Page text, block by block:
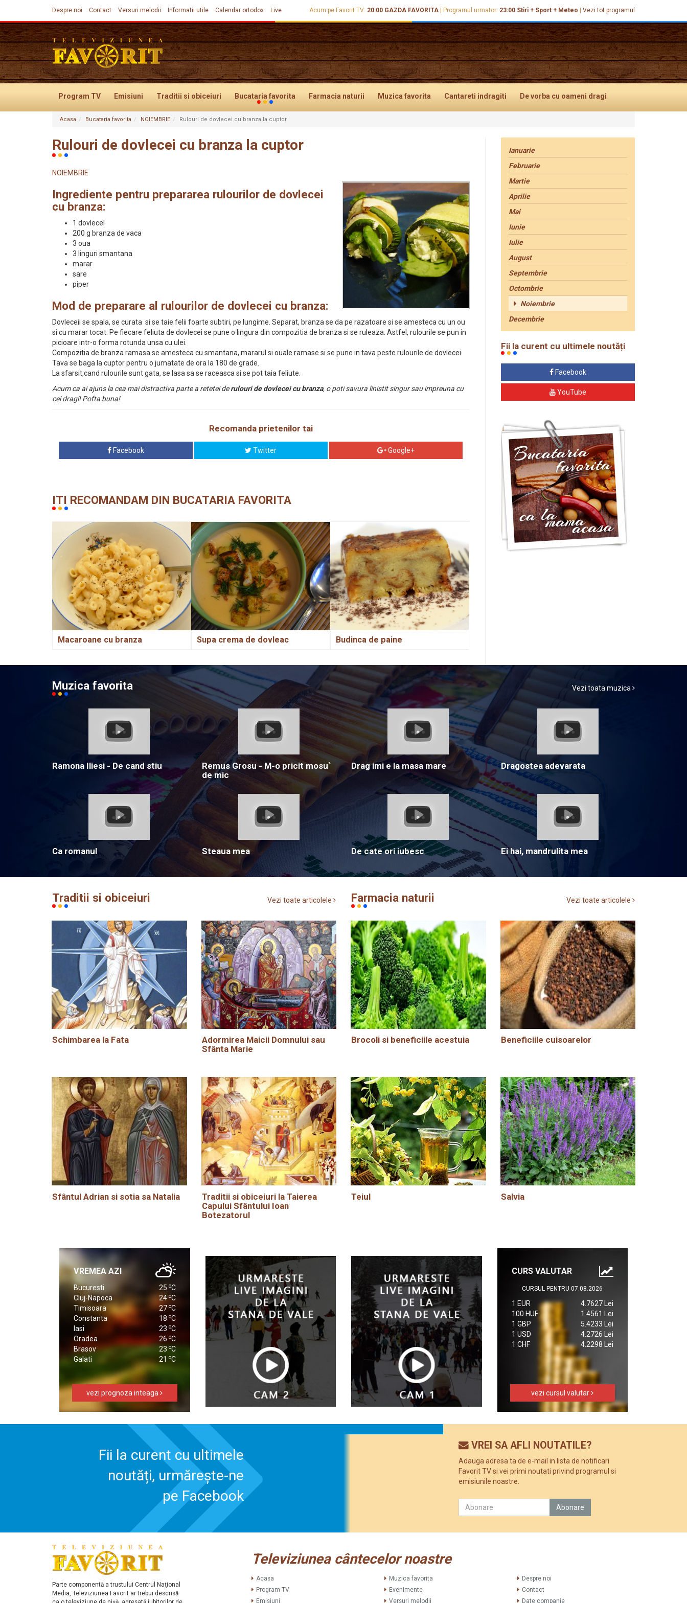
Despre noi Contact Versuri melodii Informatii utile Calendar ortodox Live Acum pe Favorit TV: 20:00 GAZDA FAVORITA Programul urmator: 23:00 Stiri + Sport + Meteo Vezi tot programul
Program TV Emisiuni Traditii si obiceiuri Bucataria favorita Farmacia naturii Muzica favorita Cantareti indragiti De vorba cu oameni dragi
Evenimente
Acasa Bucataria favorita NOIEMBRIE Rulouri de dovlecei cu branza la cuptor
Rulouri de dovlecei cu branza la cuptor
NOIEMBRIE
Ingrediente pentru prepararea rulourilor de dovlecei
cu branza:
1 dovlecel
200 g branza de vaca
3 oua
3 linguri smantana
marar
sare
piper
Mod de preparare al rulourilor de dovlecei cu branza:
Dovleceii se spala, se curata si se taie felii foarte subtiri, pe lungime. Separat, branza se da pe razatoare si se amesteca cu un ou
si cu marar tocat. Pe fiecare feliuta de dovlecei se pune o lingura din compozitia de branza si se ruleaza. Astfel, rulourile se pun in
picioare intr-o forma rotunda unsa cu ulei.
Compozitia de branza ramasa se amesteca cu smantana, mararul si ouale ramase si se pune in tava peste rulourile de dovlecei.
Tava se baga la cuptor pentru o jumatate de ora la 180 de grade.
La sfarsit,cand rulourile sunt gata, se lasa sa se raceasca si se pot taia feliute.
Acum ca ai ajuns la cea mai distractiva parte a retetei derulouri de dovlecei cu branza, o poti savura linistit singur sau impreuna cu
cei dragi! Pofta buna!
Recomanda prietenilor tai
Facebook Twitter Google+
ITI RECOMANDAM DIN BUCATARIA FAVORITA
Macaroane cu branza Supa crema de dovleac Budinca de paine
Ianuarie
Februarie
Martie
Aprilie
Mai
Iunie
Iulie
August
Septembrie
Octombrie
Noiembrie
Decembrie
Fii la curent cu ultimele noutăți
Facebook
YouTube
Muzica favorita Vezi toata muzica
Ramona Iliesi - De cand stiu
Remus Grosu - M-o pricit mosu`
de mic
Drag imi e la masa mare Dragostea adevarata
Ca romanul Steaua mea De cate ori iubesc Ei hai, mandrulita mea
Traditii si obiceiuri Vezi toate articolele
Schimbarea la Fata
Adormirea Maicii Domnului sau
Sfânta Marie
Sfântul Adrian si sotia sa Natalia
Traditii si obiceiuri la Taierea
Capului Sfântului Ioan
Botezatorul
Farmacia naturii Vezi toate articolele
Brocoli si beneficiile acestuia Beneficiile cuisoarelor
Teiul Salvia
VREMEA AZI
Bucuresti 25 oC
Cluj-Napoca
24 oC
Timisoara
27oC
Constanta
18 oC
Iasi
23 oC
Oradea
26 oC
Brasov
23 oC
Galati
21 oC
vezi prognoza inteaga
CURS VALUTAR
CURSUL PENTRU 07.08.2026
1 EUR
4.7627 Lei
100 HUF
1.4561 Lei
1 GBP
5.4233 Lei
1 USD
4.2726 Lei
1 CHF
4.2298 Lei
vezi cursul valutar
Fii la curent cu ultimele
noutăți, urmărește-ne
pe Facebook
VREI SA AFLI NOUTATILE?
Adauga adresa ta de e-mail in lista de notificari
Favorit TV si vei primi noutati privind programul si
emisiunile noastre.
Parte componentă a trustului Centrul Naţional
Media, Televiziunea Favorit ar trebui descrisă
Televiziunea cântecelor noastre
Acasa
Program TV
Emisiuni
Muzica favorita
Evenimente
Versuri melodii
Despre noi
Contact
Date companie